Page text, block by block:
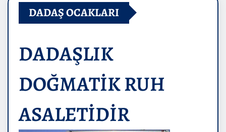
DADAŞ OCAKLARI
DADAŞLIK
DOĞMATİK RUH
ASALETİDİR